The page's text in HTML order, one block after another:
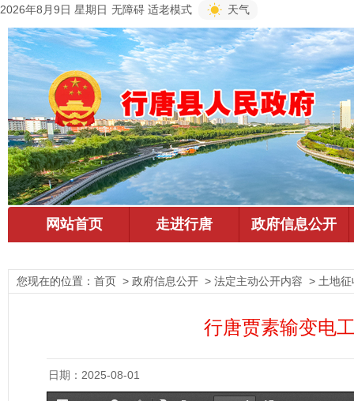
2026年8月9日 星期日 无障碍 适老模式 天气
您现在的位置： 首页 > 政府信息公开 > 法定主动公开内容 > 土地征
行唐贾素输变电
日期：2025-08-01